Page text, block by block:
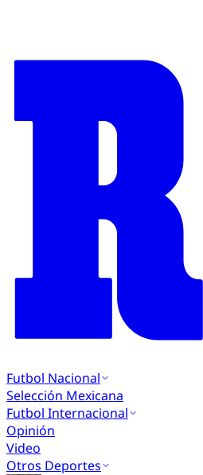
Futbol Nacional
Selección Mexicana
Futbol Internacional
Opinión
Video
Otros Deportes